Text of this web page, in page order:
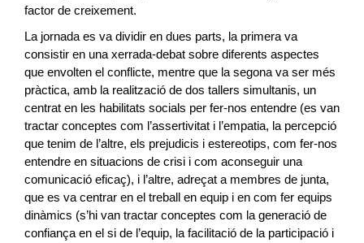
factor de creixement.
La jornada es va dividir en dues parts, la primera va
consistir en una xerrada-debat sobre diferents aspectes
que envolten el conflicte, mentre que la segona va ser més
pràctica, amb la realització de dos tallers simultanis, un
centrat en les habilitats socials per fer-nos entendre (es van
tractar conceptes com l’assertivitat i l’empatia, la percepció
que tenim de l’altre, els prejudicis i estereotips, com fer-nos
entendre en situacions de crisi i com aconseguir una
comunicació eficaç), i l’altre, adreçat a membres de junta,
que es va centrar en el treball en equip i en com fer equips
dinàmics (s’hi van tractar conceptes com la generació de
confiança en el si de l’equip, la facilitació de la participació i